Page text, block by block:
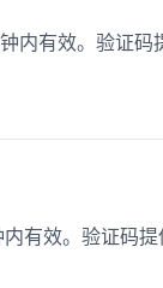
内有效。验证
有效。验证码